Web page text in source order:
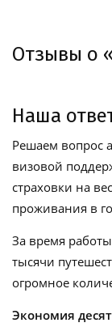
Отзывы о
Наша
Решаем вопрос
визовой
страховки на
проживания в
За время
тысячи
огромное
Экономия